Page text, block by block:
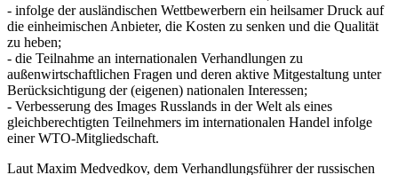
für die Ausländer in Russland im Finanzsektor;
- infolge der ausländischen Wettbewerbern ein heilsamer Druck auf
die einheimischen Anbieter, die Kosten zu senken und die Qualität
zu heben;
- die Teilnahme an internationalen Verhandlungen zu
außenwirtschaftlichen Fragen und deren aktive Mitgestaltung unter
Berücksichtigung der (eigenen) nationalen Interessen;
- Verbesserung des Images Russlands in der Welt als eines
gleichberechtigten Teilnehmers im internationalen Handel infolge